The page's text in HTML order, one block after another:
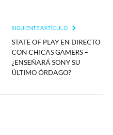
SIGUIENTE ARTÍCULO
STATE OF PLAY EN DIRECTO
CON CHICAS GAMERS –
¿ENSEÑARÁ SONY SU
ÚLTIMO ÓRDAGO?